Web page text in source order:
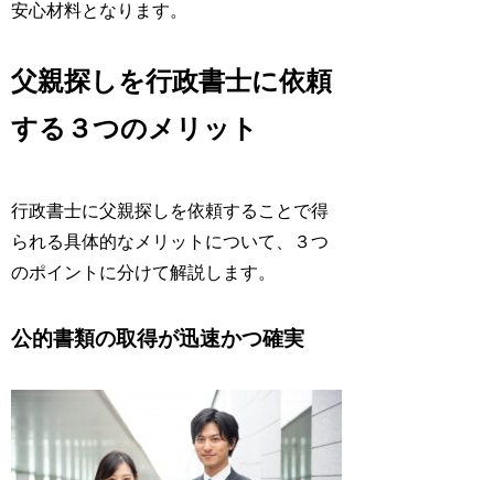
安心材料となります。
父親探しを行政書士に依頼
する３つのメリット
行政書士に父親探しを依頼することで得
られる具体的なメリットについて、３つ
のポイントに分けて解説します。
公的書類の取得が迅速かつ確実